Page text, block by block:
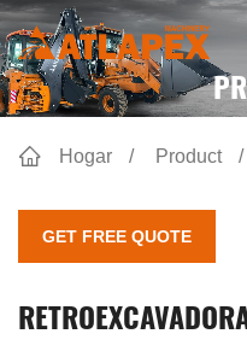
Hogar Product
GET FREE QUOTE